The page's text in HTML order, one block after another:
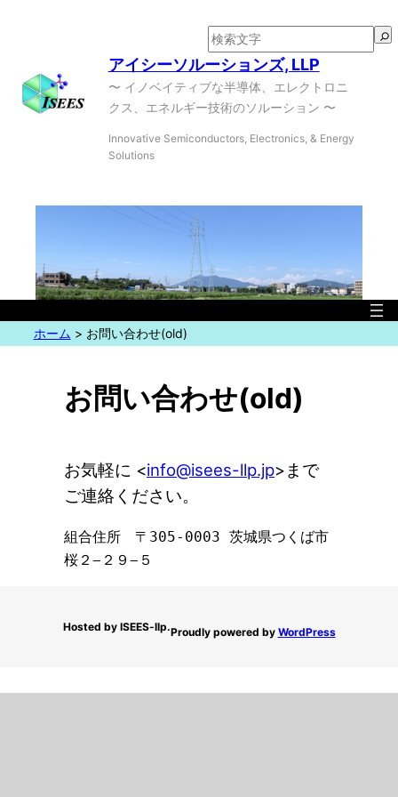
アイシーソルーションズ, LLP
検
索
〜 イノベイティブな半導体、エレクトロニ
クス、エネルギー技術のソルーション 〜
Innovative Semiconductors, Electronics, & Energy
Solutions
ホーム > お問い合わせ(old)
お問い合わせ(old)
お気軽に <info@isees-llp.jp>まで
ご連絡ください。
組合住所　〒305-0003 茨城県つくば市
桜２−２９−５
Hosted by ISEES-llp.Proudly powered by WordPress